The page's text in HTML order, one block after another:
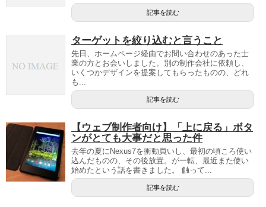
記事を読む
ターゲットを絞り込むと言うこと
先日、ホームページ経由でお問い合わせのあった士
業の方とお会いしました。別の制作会社に依頼し、
いくつかデザインを提案してもらったものの、どれ
も...
記事を読む
【ウェブ制作者向け】「上に戻る」ボタ
ンがとても大事だと思った件
去年の夏にNexus7を衝動買いし、最初の頃ころ使い
込んだものの、その後放置。が一転、最近また使い
始めたという話を書きました。 触って...
記事を読む